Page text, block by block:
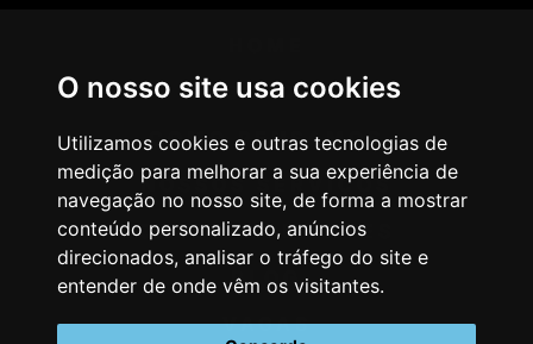
O nosso site usa cookies
Utilizamos cookies e outras tecnologias de
medição para melhorar a sua experiência de
navegação no nosso site, de forma a mostrar
conteúdo personalizado, anúncios
direcionados, analisar o tráfego do site e
entender de onde vêm os visitantes.
AGÊNCIA
COMO PENSAMOS
NOSSOS SERVIÇOS
CASES & CLIENTES
BLOG
VAGAS